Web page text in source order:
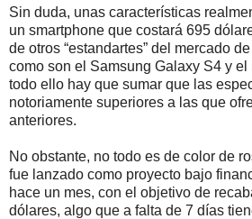
Sin duda, unas características
un smartphone que costará 695
de otros “estandartes” del mercado
como son el Samsung Galaxy S4 y el
todo ello hay que sumar que las
notoriamente superiores a las que
anteriores.
No obstante, no todo es de color de
fue lanzado como proyecto bajo
hace un mes, con el objetivo de
dólares, algo que a falta de 7 días